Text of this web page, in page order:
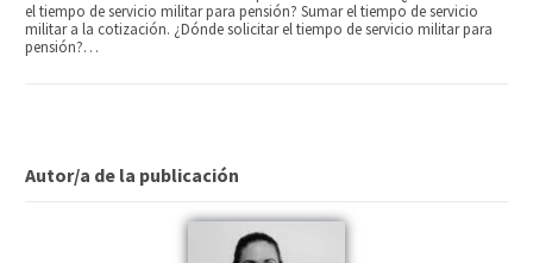
el tiempo de servicio militar para pensión? Sumar el tiempo de servicio
militar a la cotización. ¿Dónde solicitar el tiempo de servicio militar para
pensión?…
Autor/a de la publicación